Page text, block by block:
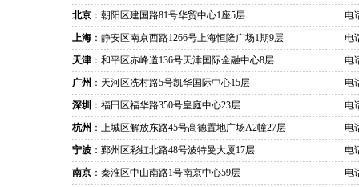
北京 ：朝阳区建国路81号华贸中心1座5层
电
上海 ：静安区南京西路1266号上海恒隆广场1期9层
电
天津 ：和平区赤峰道136号天津国际金融中心8层
电
广州 ：天河区冼村路5号凯华国际中心15层
电
深圳 ：福田区福华路350号皇庭中心23层
电
杭州 ：上城区解放东路45号高德置地广场A2幢27层
电
宁波 ：鄞州区彩虹北路48号波特曼大厦17层
电
南京 ：秦淮区中山南路1号南京中心59层 电